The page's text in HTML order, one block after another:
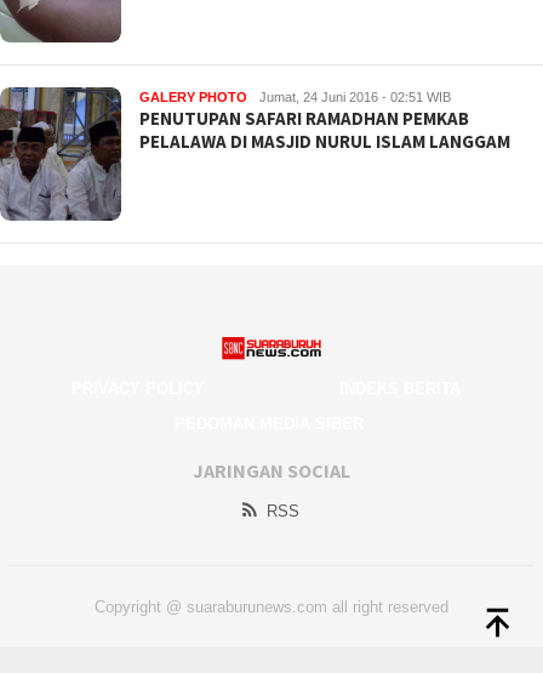
GALERY PHOTO Jumat, 24 Juni 2016 - 02:51 WIB
PENUTUPAN SAFARI RAMADHAN PEMKAB
PELALAWA DI MASJID NURUL ISLAM LANGGAM
JARINGAN SOCIAL
RSS
Copyright @ suaraburunews.com all right reserved